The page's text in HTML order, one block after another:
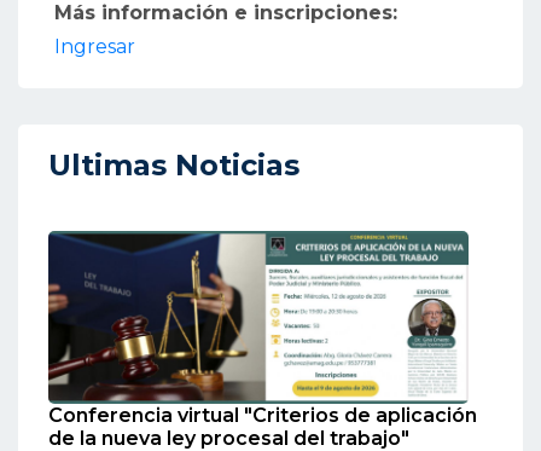
Más información e inscripciones:
Ingresar
Ultimas Noticias
Conferencia virtual "Criterios de aplicación
de la nueva ley procesal del trabajo"